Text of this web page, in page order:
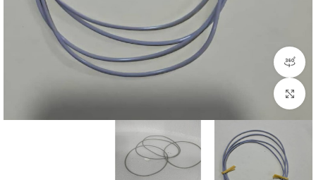
مشاهده 360 درجه
برای بزرگنمایی کلیک کنید